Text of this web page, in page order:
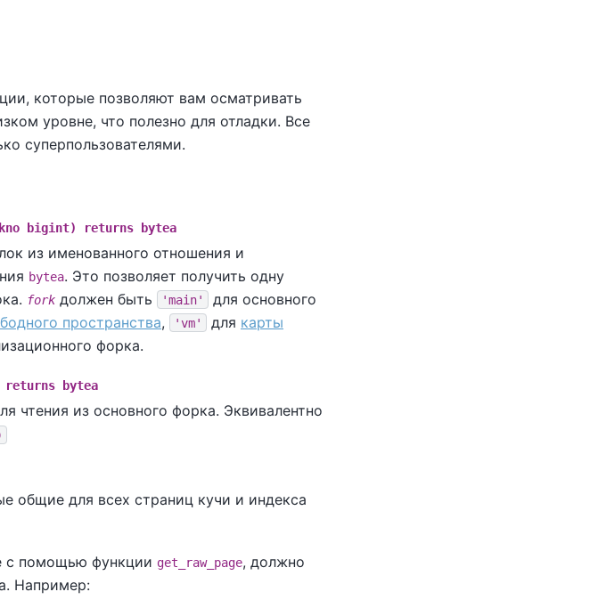
которые позволяют вам осматривать
уровне, что полезно для отладки. Все
суперпользователями.
bigint) returns bytea
из именованного отношения и
bytea. Это позволяет получить одну
fork должен быть 'main'
для основного
пространства, 'vm' для карты
форка.
returns bytea
чтения из основного форка. Эквивалентно
общие для всех страниц кучи и индекса
с помощью функции get_raw_page, должно
Например: